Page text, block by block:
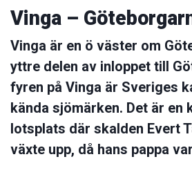
Vinga –
Vinga är en ö väster om
yttre delen av inloppet till
fyren på Vinga är Sveriges
kända sjömärken. Det är en
lotsplats där skalden Evert
växte upp, då hans pappa